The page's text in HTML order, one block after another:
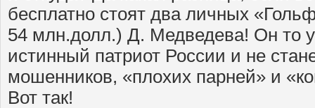
бесплатно стоят два личных
54 млн.долл.) Д. Медведева! Он то
истинный патриот России и не
мошенников, «плохих парней» и
Вот так!